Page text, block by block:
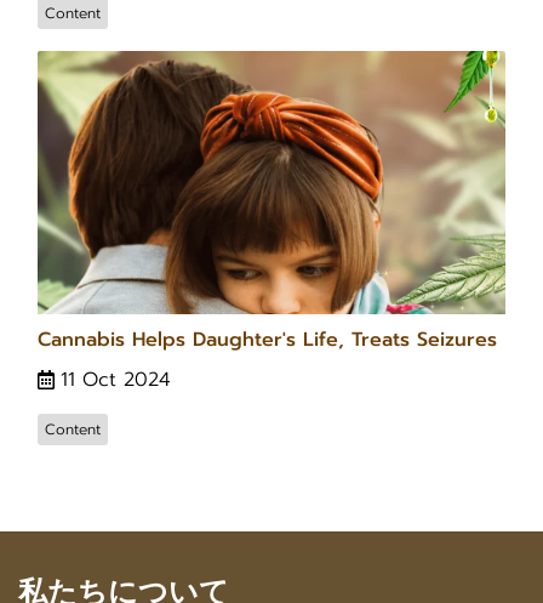
Content
Cannabis Helps Daughter's Life, Treats Seizures
11 Oct 2024
Content
私たちについて